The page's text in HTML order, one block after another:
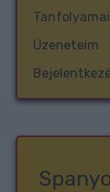
Üzeneteim